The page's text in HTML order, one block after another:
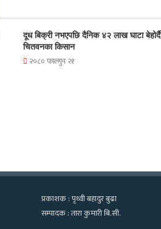
दूध बिक्री नभएपछि दैनिक ४२ लाख घाटा बेहोर्दै
चितवनका किसान
२०८० फाल्गुन २१
प्रकाशक : पृथ्वी बहादुर बुढा
सम्पादक : तारा कुमारी बि.सी.